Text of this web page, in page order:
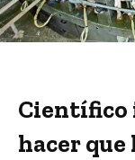
Científico
hacer que